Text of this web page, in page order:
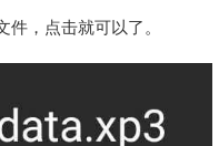
，点击就可以了。